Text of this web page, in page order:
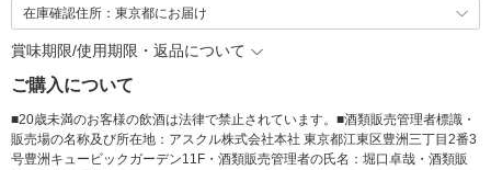
在庫確認住所：東京都にお届け
賞味期限/使用期限・返品について
ご購入について
■20歳未満のお客様の飲酒は法律で禁止されています。■酒類販売管理者標識・
販売場の名称及び所在地：アスクル株式会社本社 東京都江東区豊洲三丁目2番3
号豊洲キュービックガーデン11F・酒類販売管理者の氏名：堀口卓哉・酒類販